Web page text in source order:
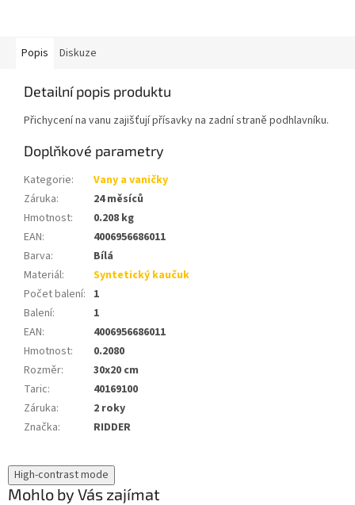
High-contrast mode
Mohlo by Vás zajímat
Popis Diskuze
Detailní popis produktu
Přichycení na vanu zajišťují přísavky na zadní straně podhlavníku.
Doplňkové parametry
Kategorie:
Vany a vaničky
Záruka:
24 měsíců
Hmotnost:
0.208 kg
EAN:
4006956686011
Barva:
Bílá
Materiál:
Syntetický kaučuk
Počet balení: 1
Balení:
1
EAN:
4006956686011
Hmotnost:
0.2080
Rozměr:
30x20 cm
Taric:
40169100
Záruka:
2 roky
Značka: RIDDER